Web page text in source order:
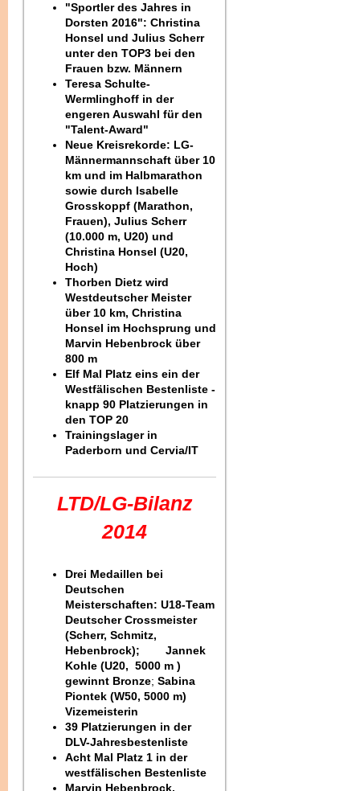
"Sportler des Jahres in
Dorsten 2016": Christina
Honsel und Julius Scherr
unter den TOP3 bei den
Frauen bzw. Männern
Teresa Schulte-
Wermlinghoff in der
engeren Auswahl für den
"Talent-Award"
Neue Kreisrekorde: LG-
Männermannschaft über 10
km und im Halbmarathon
sowie durch Isabelle
Grosskoppf (Marathon,
Frauen), Julius Scherr
(10.000 m, U20) und
Christina Honsel (U20,
Hoch)
Thorben Dietz wird
Westdeutscher Meister
über 10 km, Christina
Honsel im Hochsprung und
Marvin Hebenbrock über
800 m
Elf Mal Platz eins ein der
Westfälischen Bestenliste -
knapp 90 Platzierungen in
den TOP 20
Trainingslager in
Paderborn und Cervia/IT
LTD/LG-Bilanz
2014
Drei Medaillen bei
Deutschen
Meisterschaften: U18-Team
Deutscher Crossmeister
(Scherr, Schmitz,
Hebenbrock); Jannek
Kohle (U20, 5000 m )
gewinnt Bronze; Sabina
Piontek (W50, 5000 m)
Vizemeisterin
39 Platzierungen in der
DLV-Jahresbestenliste
Acht Mal Platz 1 in der
westfälischen Bestenliste
Marvin Hebenbrock,